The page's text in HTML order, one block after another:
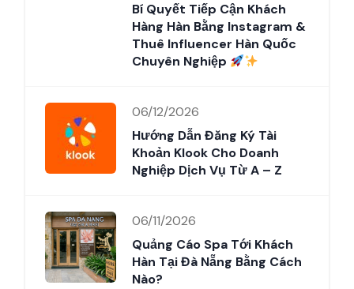
Bí Quyết Tiếp Cận Khách
Hàng Hàn Bằng Instagram &
Thuê Influencer Hàn Quốc
Chuyên Nghiệp
06/12/2026
Hướng Dẫn Đăng Ký Tài
Khoản Klook Cho Doanh
Nghiệp Dịch Vụ Từ A – Z
06/11/2026
Quảng Cáo Spa Tới Khách
Hàn Tại Đà Nẵng Bằng Cách
Nào?